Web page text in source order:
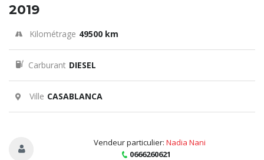
2019
Kilométrage 49500 km
Carburant DIESEL
Ville CASABLANCA
Vendeur particulier: Nadia Nani
0666260621